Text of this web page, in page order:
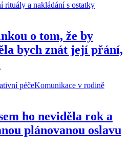
rituály a nakládání s ostatky
o tom, že by
bych znát její přání,
péčeKomunikace v rodině
ho neviděla rok a
plánovanou oslavu